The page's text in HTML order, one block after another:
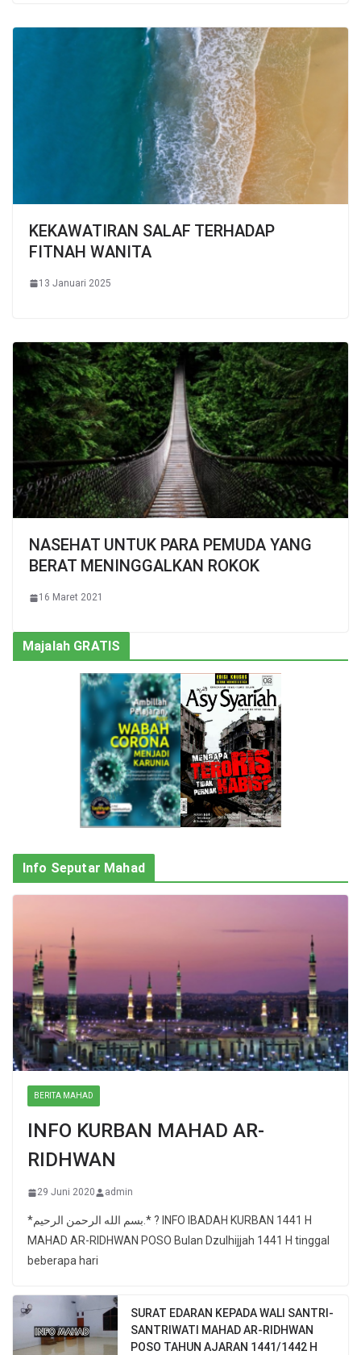
KEKAWATIRAN SALAF TERHADAP
FITNAH WANITA
13 Januari 2025
NASEHAT UNTUK PARA PEMUDA YANG
BERAT MENINGGALKAN ROKOK
16 Maret 2021
Majalah GRATIS
Info Seputar Mahad
BERITA MAHAD
INFO KURBAN MAHAD AR-
RIDHWAN
29 Juni 2020 admin
*بسم الله الرحمن الرحيم.* ? INFO IBADAH KURBAN 1441 H
MAHAD AR-RIDHWAN POSO Bulan Dzulhijjah 1441 H tinggal
beberapa hari
SURAT EDARAN KEPADA WALI SANTRI-
SANTRIWATI MAHAD AR-RIDHWAN
POSO TAHUN AJARAN 1441/1442 H